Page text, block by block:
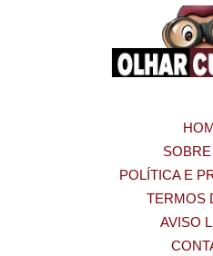
POLÍTICA E
TERMOS
AVISO